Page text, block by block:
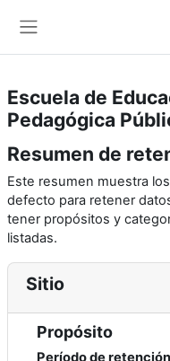
Escuela de
Pedagógica
Resumen de
Este resumen muestra
defecto para retener
tener propósitos y
listadas.
Sitio
Propósito
Período de retención